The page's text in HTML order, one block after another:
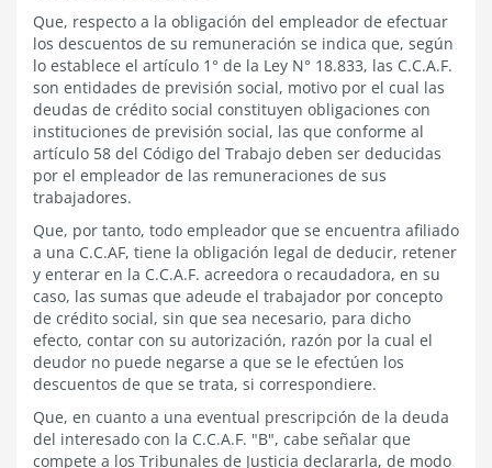
Que, respecto a la obligación del empleador de efectuar
los descuentos de su remuneración se indica que, según
lo establece el artículo 1° de la Ley N° 18.833, las C.C.A.F.
son entidades de previsión social, motivo por el cual las
deudas de crédito social constituyen obligaciones con
instituciones de previsión social, las que conforme al
artículo 58 del Código del Trabajo deben ser deducidas
por el empleador de las remuneraciones de sus
trabajadores.
Que, por tanto, todo empleador que se encuentra afiliado
a una C.C.AF, tiene la obligación legal de deducir, retener
y enterar en la C.C.A.F. acreedora o recaudadora, en su
caso, las sumas que adeude el trabajador por concepto
de crédito social, sin que sea necesario, para dicho
efecto, contar con su autorización, razón por la cual el
deudor no puede negarse a que se le efectúen los
descuentos de que se trata, si correspondiere.
Que, en cuanto a una eventual prescripción de la deuda
del interesado con la C.C.A.F. "B", cabe señalar que
compete a los Tribunales de Justicia declararla, de modo